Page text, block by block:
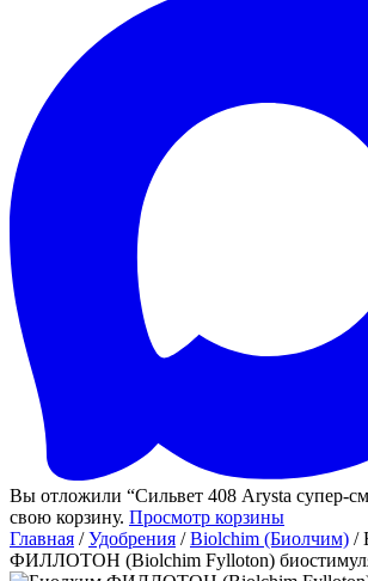
Вы отложили “Сильвет 408 Arysta супер-
свою корзину. Просмотр корзины
Главная /Удобрения /Biolchim (Биолчим) /
ФИЛЛОТОН (Biolchim Fylloton)